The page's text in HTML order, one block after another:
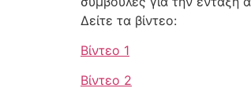
Δείτε τα βίντεο:
Βίντεο 1
Βίντεο 2